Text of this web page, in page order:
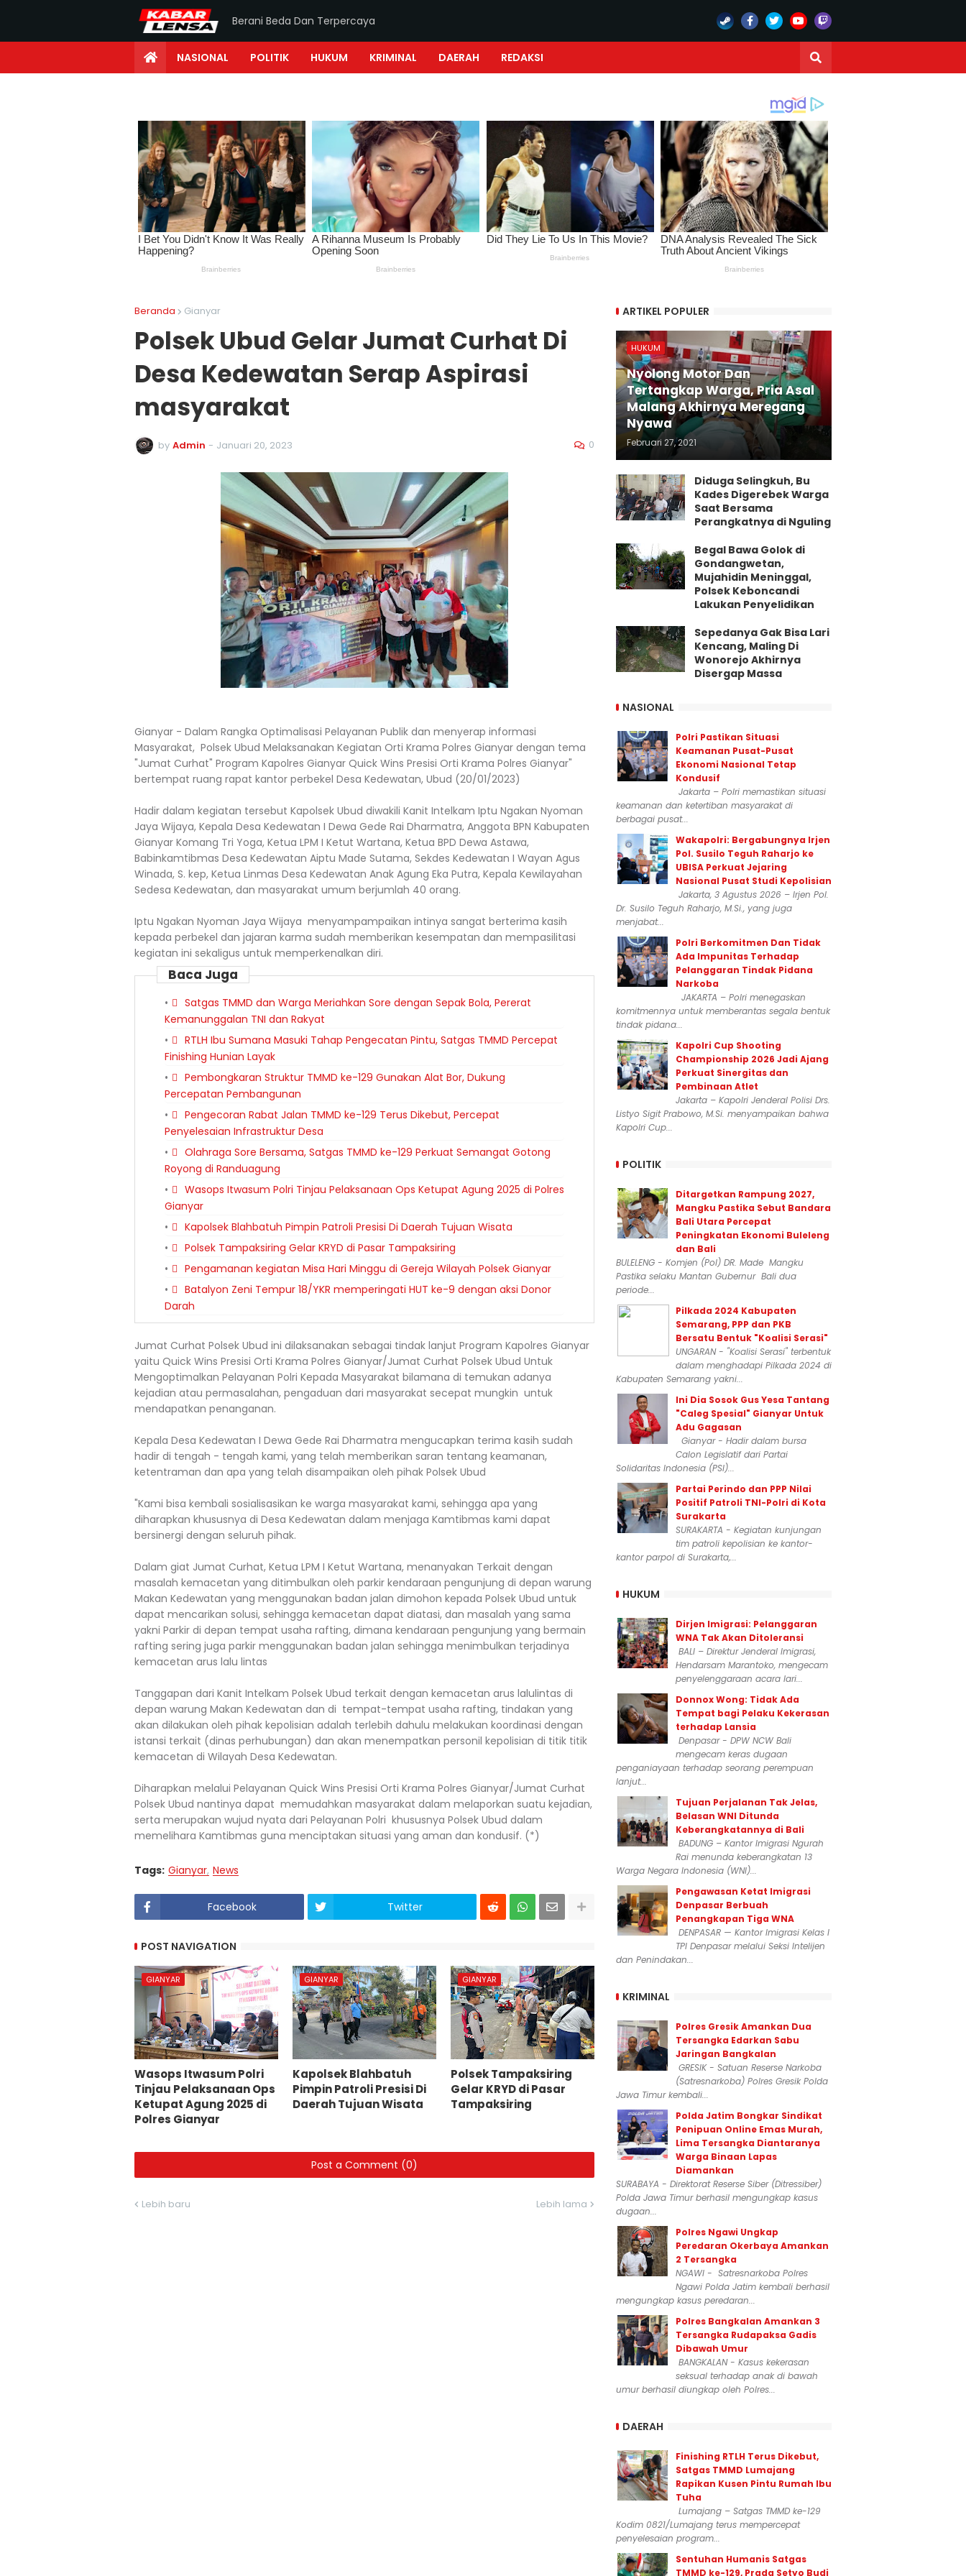
Berani Beda Dan Terpercaya
NASIONAL POLITIK HUKUM KRIMINAL DAERAH REDAKSI
Beranda Gianyar
Polsek Ubud Gelar Jumat Curhat Di
Desa Kedewatan Serap Aspirasi
masyarakat
by Admin - Januari 20, 2023 0
Gianyar - Dalam Rangka Optimalisasi Pelayanan Publik dan menyerap informasi
Masyarakat, Polsek Ubud Melaksanakan Kegiatan Orti Krama Polres Gianyar dengan tema
"Jumat Curhat" Program Kapolres Gianyar Quick Wins Presisi Orti Krama Polres Gianyar"
bertempat ruang rapat kantor perbekel Desa Kedewatan, Ubud (20/01/2023)
Hadir dalam kegiatan tersebut Kapolsek Ubud diwakili Kanit Intelkam Iptu Ngakan Nyoman
Jaya Wijaya, Kepala Desa Kedewatan I Dewa Gede Rai Dharmatra, Anggota BPN Kabupaten
Gianyar Komang Tri Yoga, Ketua LPM I Ketut Wartana, Ketua BPD Dewa Astawa,
Babinkamtibmas Desa Kedewatan Aiptu Made Sutama, Sekdes Kedewatan I Wayan Agus
Winada, S. kep, Ketua Linmas Desa Kedewatan Anak Agung Eka Putra, Kepala Kewilayahan
Sedesa Kedewatan, dan masyarakat umum berjumlah 40 orang.
Iptu Ngakan Nyoman Jaya Wijaya menyampampaikan intinya sangat berterima kasih
kepada perbekel dan jajaran karma sudah memberikan kesempatan dan mempasilitasi
kegiatan ini sekaligus untuk memperkenalkan diri.
Baca Juga
Satgas TMMD dan Warga Meriahkan Sore dengan Sepak Bola, Pererat
Kemanunggalan TNI dan Rakyat
RTLH Ibu Sumana Masuki Tahap Pengecatan Pintu, Satgas TMMD Percepat
Finishing Hunian Layak
Pembongkaran Struktur TMMD ke-129 Gunakan Alat Bor, Dukung
Percepatan Pembangunan
Pengecoran Rabat Jalan TMMD ke-129 Terus Dikebut, Percepat
Penyelesaian Infrastruktur Desa
Olahraga Sore Bersama, Satgas TMMD ke-129 Perkuat Semangat Gotong
Royong di Randuagung
Wasops Itwasum Polri Tinjau Pelaksanaan Ops Ketupat Agung 2025 di Polres
Gianyar
Kapolsek Blahbatuh Pimpin Patroli Presisi Di Daerah Tujuan Wisata
Polsek Tampaksiring Gelar KRYD di Pasar Tampaksiring
Pengamanan kegiatan Misa Hari Minggu di Gereja Wilayah Polsek Gianyar
Batalyon Zeni Tempur 18/YKR memperingati HUT ke-9 dengan aksi Donor
Darah
Jumat Curhat Polsek Ubud ini dilaksanakan sebagai tindak lanjut Program Kapolres Gianyar
yaitu Quick Wins Presisi Orti Krama Polres Gianyar/Jumat Curhat Polsek Ubud Untuk
Mengoptimalkan Pelayanan Polri Kepada Masyarakat bilamana di temukan adanya
kejadian atau permasalahan, pengaduan dari masyarakat secepat mungkin untuk
mendapatkan penanganan.
Kepala Desa Kedewatan I Dewa Gede Rai Dharmatra mengucapkan terima kasih sudah
hadir di tengah - tengah kami, yang telah memberikan saran tentang keamanan,
ketentraman dan apa yang telah disampaikan oleh pihak Polsek Ubud
"Kami bisa kembali sosialisasikan ke warga masyarakat kami, sehingga apa yang
diharapkan khususnya di Desa Kedewatan dalam menjaga Kamtibmas kami dapat
bersinergi dengan seluruh pihak.
Dalam giat Jumat Curhat, Ketua LPM I Ketut Wartana, menanyakan Terkait dengan
masalah kemacetan yang ditimbulkan oleh parkir kendaraan pengunjung di depan warung
Makan Kedewatan yang menggunakan badan jalan dimohon kepada Polsek Ubud untuk
dapat mencarikan solusi, sehingga kemacetan dapat diatasi, dan masalah yang sama
yakni Parkir di depan tempat usaha rafting, dimana kendaraan pengunjung yang bermain
rafting sering juga parkir menggunakan badan jalan sehingga menimbulkan terjadinya
kemacetan arus lalu lintas
Tanggapan dari Kanit Intelkam Polsek Ubud terkait dengan kemacetan arus lalulintas di
depan warung Makan Kedewatan dan di tempat-tempat usaha rafting, tindakan yang
akan dilakukan oleh pihak kepolisian adalah terlebih dahulu melakukan koordinasi dengan
istansi terkait (dinas perhubungan) dan akan menempatkan personil kepolisian di titik titik
kemacetan di Wilayah Desa Kedewatan.
Diharapkan melalui Pelayanan Quick Wins Presisi Orti Krama Polres Gianyar/Jumat Curhat
Polsek Ubud nantinya dapat memudahkan masyarakat dalam melaporkan suatu kejadian,
serta merupakan wujud nyata dari Pelayanan Polri khususnya Polsek Ubud dalam
memelihara Kamtibmas guna menciptakan situasi yang aman dan kondusif. (*)
Tags: Gianyar News
Facebook Twitter
POST NAVIGATION
GIANYAR
Wasops Itwasum Polri
Tinjau Pelaksanaan Ops
Ketupat Agung 2025 di
Polres Gianyar
GIANYAR
Kapolsek Blahbatuh
Pimpin Patroli Presisi Di
Daerah Tujuan Wisata
GIANYAR
Polsek Tampaksiring
Gelar KRYD di Pasar
Tampaksiring
Post a Comment (0)
Lebih baru Lebih lama
ARTIKEL POPULER
HUKUM
Nyolong Motor Dan
Tertangkap Warga, Pria Asal
Malang Akhirnya Meregang
Nyawa
Februari 27, 2021
Diduga Selingkuh, Bu
Kades Digerebek Warga
Saat Bersama
Perangkatnya di Nguling
Begal Bawa Golok di
Gondangwetan,
Mujahidin Meninggal,
Polsek Keboncandi
Lakukan Penyelidikan
Sepedanya Gak Bisa Lari
Kencang, Maling Di
Wonorejo Akhirnya
Disergap Massa
NASIONAL
Polri Pastikan Situasi
Keamanan Pusat-Pusat
Ekonomi Nasional Tetap
Kondusif
Jakarta – Polri memastikan situasi
keamanan dan ketertiban masyarakat di
berbagai pusat...
Wakapolri: Bergabungnya Irjen
Pol. Susilo Teguh Raharjo ke
UBISA Perkuat Jejaring
Nasional Pusat Studi Kepolisian
Jakarta, 3 Agustus 2026 – Irjen Pol.
Dr. Susilo Teguh Raharjo, M.Si., yang juga
menjabat...
Polri Berkomitmen Dan Tidak
Ada Impunitas Terhadap
Pelanggaran Tindak Pidana
Narkoba
JAKARTA – Polri menegaskan
komitmennya untuk memberantas segala bentuk
tindak pidana...
Kapolri Cup Shooting
Championship 2026 Jadi Ajang
Perkuat Sinergitas dan
Pembinaan Atlet
Jakarta – Kapolri Jenderal Polisi Drs.
Listyo Sigit Prabowo, M.Si. menyampaikan bahwa
Kapolri Cup...
POLITIK
Ditargetkan Rampung 2027,
Mangku Pastika Sebut Bandara
Bali Utara Percepat
Peningkatan Ekonomi Buleleng
dan Bali
BULELENG - Komjen (Pol) DR. Made Mangku
Pastika selaku Mantan Gubernur Bali dua
periode...
Pilkada 2024 Kabupaten
Semarang, PPP dan PKB
Bersatu Bentuk "Koalisi Serasi"
UNGARAN - "Koalisi Serasi" terbentuk
dalam menghadapi Pilkada 2024 di
Kabupaten Semarang yakni...
Ini Dia Sosok Gus Yesa Tantang
"Caleg Spesial" Gianyar Untuk
Adu Gagasan
Gianyar - Hadir dalam bursa
Calon Legislatif dari Partai
Solidaritas Indonesia (PSI)...
Partai Perindo dan PPP Nilai
Positif Patroli TNI-Polri di Kota
Surakarta
SURAKARTA - Kegiatan kunjungan
tim patroli kepolisian ke kantor-
kantor parpol di Surakarta,...
HUKUM
Dirjen Imigrasi: Pelanggaran
WNA Tak Akan Ditoleransi
BALI – Direktur Jenderal Imigrasi,
Hendarsam Marantoko, mengecam
penyelenggaraan acara lari...
Donnox Wong: Tidak Ada
Tempat bagi Pelaku Kekerasan
terhadap Lansia
Denpasar - DPW NCW Bali
mengecam keras dugaan
penganiayaan terhadap seorang perempuan
lanjut...
Tujuan Perjalanan Tak Jelas,
Belasan WNI Ditunda
Keberangkatannya di Bali
BADUNG – Kantor Imigrasi Ngurah
Rai menunda keberangkatan 13
Warga Negara Indonesia (WNI)...
Pengawasan Ketat Imigrasi
Denpasar Berbuah
Penangkapan Tiga WNA
DENPASAR — Kantor Imigrasi Kelas I
TPI Denpasar melalui Seksi Intelijen
dan Penindakan...
KRIMINAL
Polres Gresik Amankan Dua
Tersangka Edarkan Sabu
Jaringan Bangkalan
GRESIK - Satuan Reserse Narkoba
(Satresnarkoba) Polres Gresik Polda
Jawa Timur kembali...
Polda Jatim Bongkar Sindikat
Penipuan Online Emas Murah,
Lima Tersangka Diantaranya
Warga Binaan Lapas
Diamankan
SURABAYA - Direktorat Reserse Siber (Ditressiber)
Polda Jawa Timur berhasil mengungkap kasus
dugaan...
Polres Ngawi Ungkap
Peredaran Okerbaya Amankan
2 Tersangka
NGAWI - Satresnarkoba Polres
Ngawi Polda Jatim kembali berhasil
mengungkap kasus peredaran...
Polres Bangkalan Amankan 3
Tersangka Rudapaksa Gadis
Dibawah Umur
BANGKALAN - Kasus kekerasan
seksual terhadap anak di bawah
umur berhasil diungkap oleh Polres...
DAERAH
Finishing RTLH Terus Dikebut,
Satgas TMMD Lumajang
Rapikan Kusen Pintu Rumah Ibu
Tuha
Lumajang – Satgas TMMD ke-129
Kodim 0821/Lumajang terus mempercepat
penyelesaian program...
Sentuhan Humanis Satgas
TMMD ke-129, Prada Setyo Budi